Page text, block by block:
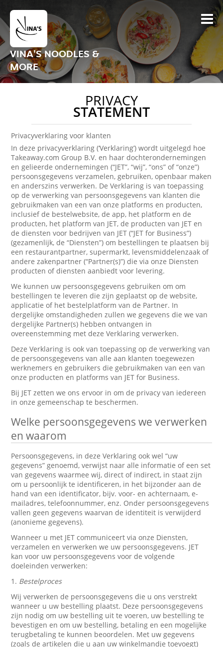
VINA'S NOODLES &
MORE
PRIVACY
STATEMENT
Privacyverklaring voor klanten
In deze privacyverklaring (‘Verklaring’) wordt uitgelegd hoe
Takeaway.com Group B.V. en haar dochterondernemingen
en gelieerde ondernemingen (“JET”, “wij”, “ons” of “onze”)
persoonsgegevens verzamelen, gebruiken, openbaar maken
en anderszins verwerken. De Verklaring is van toepassing
op de verwerking van persoonsgegevens van klanten die
gebruikmaken van een van onze platforms en producten,
inclusief de bestelwebsite, de app, het platform en de
producten, het platform van JET, de producten van JET en
de diensten voor bedrijven van JET (“JET for Business”)
(gezamenlijk, de “Diensten”) om bestellingen te plaatsen bij
een restaurantpartner, supermarkt, levensmiddelenzaak of
andere zakenpartner (“Partner(s)”) die via onze Diensten
producten of diensten aanbiedt voor levering.
We kunnen uw persoonsgegevens gebruiken om om
bestellingen te leveren die zijn geplaatst op de website,
applicatie of het bestelplatform van de Partner. In
dergelijke omstandigheden zullen we gegevens die we van
dergelijke Partner(s) hebben ontvangen in
overeenstemming met deze Verklaring verwerken.
Deze Verklaring is ook van toepassing op de verwerking van
de persoonsgegevens van alle aan klanten toegewezen
werknemers en gebruikers die gebruikmaken van een van
onze producten en platforms van JET for Business.
Bij JET zetten we ons ervoor in om de privacy van iedereen
in onze gemeenschap te beschermen.
Welke persoonsgegevens we verwerken
en waarom
Persoonsgegevens, in deze Verklaring ook wel “uw
gegevens” genoemd, verwijst naar alle informatie of een set
van gegevens waarmee wij, direct of indirect, in staat zijn
om u persoonlijk te identificeren, in het bijzonder aan de
hand van een identificator, bijv. voor- en achternaam, e-
mailadres, telefoonnummer, enz. Onder persoonsgegevens
vallen geen gegevens waarvan de identiteit is verwijderd
(anonieme gegevens).
Wanneer u met JET communiceert via onze Diensten,
verzamelen en verwerken we uw persoonsgegevens. JET
kan voor uw persoonsgegevens voor de volgende
doeleinden verwerken:
1. Bestelproces
Wij verwerken de persoonsgegevens die u ons verstrekt
wanneer u uw bestelling plaatst. Deze persoonsgegevens
zijn nodig om uw bestelling uit te voeren, uw bestelling te
bevestigen en om uw bestelling, betaling en een mogelijke
terugbetaling te kunnen beoordelen. Met uw gegevens
(zoals de artikelen die u aan uw winkelmandje toevoegt)